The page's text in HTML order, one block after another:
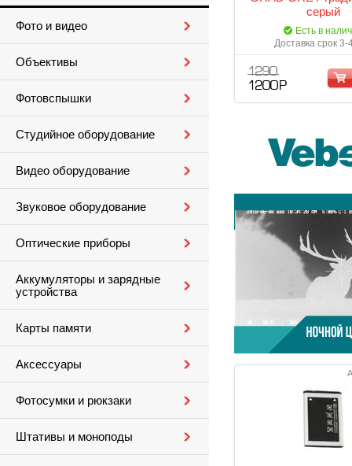
Фото и видео
Объективы
Фотовспышки
Студийное оборудование
Видео оборудование
Звуковое оборудование
Оптические приборы
Аккумуляторы и зарядные
устройства
Карты памяти
Аксессуары
Фотосумки и рюкзаки
Штативы и моноподы
серый
Есть в
Доставка срок 3-
1 290
1 200 Р